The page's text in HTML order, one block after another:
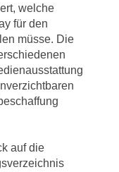
welche
für den
müsse. Die
auf die